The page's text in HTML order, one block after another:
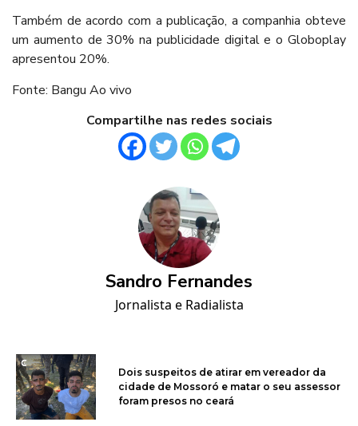
Também de acordo com a publicação, a companhia obteve
um aumento de 30% na publicidade digital e o Globoplay
apresentou 20%.
Fonte: Bangu Ao vivo
Compartilhe nas redes sociais
Sandro Fernandes
Jornalista e Radialista
Dois suspeitos de atirar em vereador da
cidade de Mossoró e matar o seu assessor
foram presos no ceará